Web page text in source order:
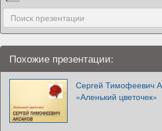
Похожие презентации:
Сергей Тимофеевич
«Аленький цветочек»